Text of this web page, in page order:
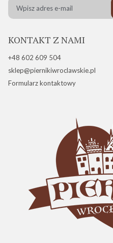
KONTAKT Z NAMI
+48 602 609 504
sklep@piernikiwroclawskie.pl
Formularz kontaktowy